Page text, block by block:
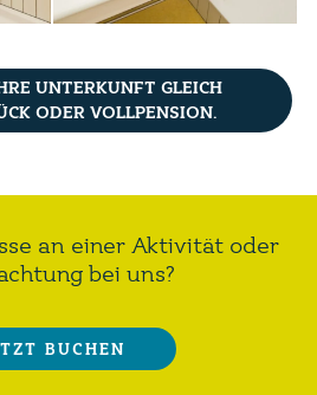
UNTERKUNFT GLEICH
ODER VOLLPENSION.
an einer Aktivität oder
bei uns?
BUCHEN